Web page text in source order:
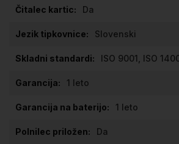
Da
Slovenski
ISO 9001, ISO
1 leto
1 leto
Da